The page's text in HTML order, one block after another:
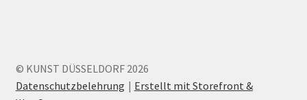
© KUNST DÜSSELDORF 2026
Datenschutzbelehrung
Erstellt mit Storefront &